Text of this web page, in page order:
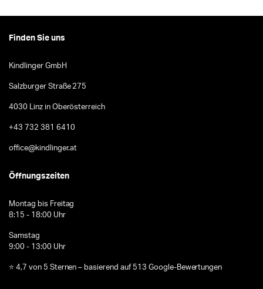
Finden Sie uns
Kindlinger GmbH
Salzburger Straße 275
4030 Linz in Oberösterreich
+43 732 381 6410
office@kindlinger.at
Öffnungszeiten
Montag bis Freitag
8:15 - 18:00 Uhr
Samstag
9:00 - 13:00 Uhr
⭐ 4,7 von 5 Sternen – basierend auf 513 Google-Bewertungen